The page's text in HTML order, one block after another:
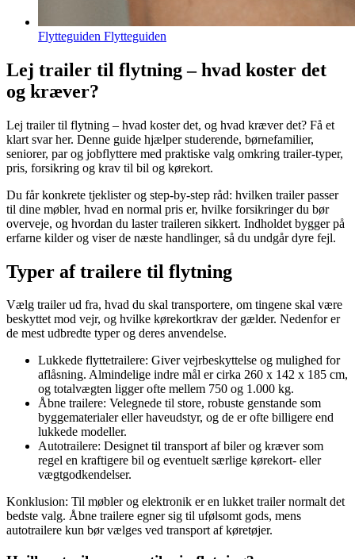
Flytteguiden Flytteguiden
Lej trailer til flytning – hvad koster det
og kræver?
Lej trailer til flytning – hvad koster det, og hvad kræver det? Få et
klart svar her. Denne guide hjælper studerende, børnefamilier,
seniorer, par og jobflyttere med praktiske valg omkring trailer‑typer,
pris, forsikring og krav til bil og kørekort.
Du får konkrete tjeklister og step‑by‑step råd: hvilken trailer passer
til dine møbler, hvad en normal pris er, hvilke forsikringer du bør
overveje, og hvordan du laster traileren sikkert. Indholdet bygger på
erfarne kilder og viser de næste handlinger, så du undgår dyre fejl.
Typer af trailere til flytning
Vælg trailer ud fra, hvad du skal transportere, om tingene skal være
beskyttet mod vejr, og hvilke kørekortkrav der gælder. Nedenfor er
de mest udbredte typer og deres anvendelse.
Lukkede flyttetrailere: Giver vejrbeskyttelse og mulighed for
aflåsning. Almindelige indre mål er cirka 260 x 142 x 185 cm,
og totalvægten ligger ofte mellem 750 og 1.000 kg.
Åbne trailere: Velegnede til store, robuste genstande som
byggematerialer eller haveudstyr, og de er ofte billigere end
lukkede modeller.
Autotrailere: Designet til transport af biler og kræver som
regel en kraftigere bil og eventuelt særlige kørekort‑ eller
vægtgodkendelser.
Konklusion: Til møbler og elektronik er en lukket trailer normalt det
bedste valg. Åbne trailere egner sig til ufølsomt gods, mens
autotrailere kun bør vælges ved transport af køretøjer.